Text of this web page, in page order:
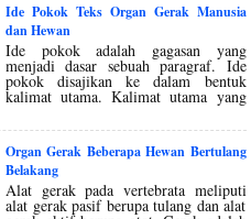
Ide Pokok Teks Organ Gerak Manusia
dan Hewan
Ide pokok adalah gagasan yang
menjadi dasar sebuah paragraf. Ide
pokok disajikan ke dalam bentuk
kalimat utama. Kalimat utama yang
Organ Gerak Beberapa Hewan Bertulang
Belakang
Alat gerak pada vertebrata meliputi
alat gerak pasif berupa tulang dan alat